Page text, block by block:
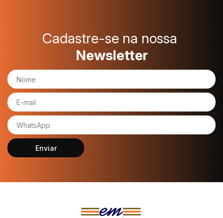
Cadastre-se na nossa
Newsletter
Enviar